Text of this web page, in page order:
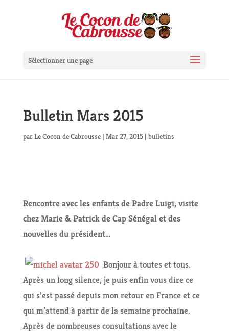
Sélectionner une page
Bulletin Mars 2015
parLe Cocon de Cabrousse| Mar 27, 2015| bulletins
Rencontre avec les enfants de Padre Luigi, visite
chez Marie & Patrick de Cap Sénégal et des
nouvelles du président…
Bonjour à toutes et tous.
Après un long silence, je puis enfin vous dire ce
qui s’est passé depuis mon retour en France et ce
qui m’attend à partir de la semaine prochaine.
Après de nombreuses consultations avec le